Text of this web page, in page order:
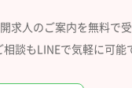
求人のご案内を無料で受
談もLINEで気軽に可能